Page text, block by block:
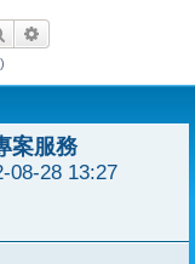
搜尋
案服務
08-28 13:27